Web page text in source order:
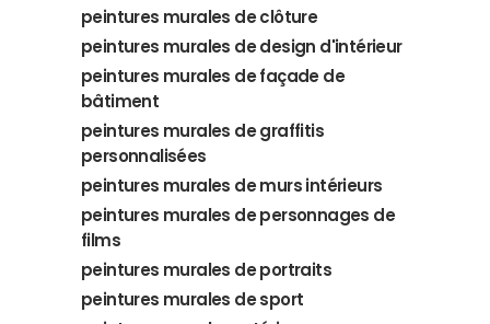
peintures murales de clôture
peintures murales de design d'intérieur
peintures murales de façade de
bâtiment
peintures murales de graffitis
personnalisées
peintures murales de murs intérieurs
peintures murales de personnages de
films
peintures murales de portraits
peintures murales de sport